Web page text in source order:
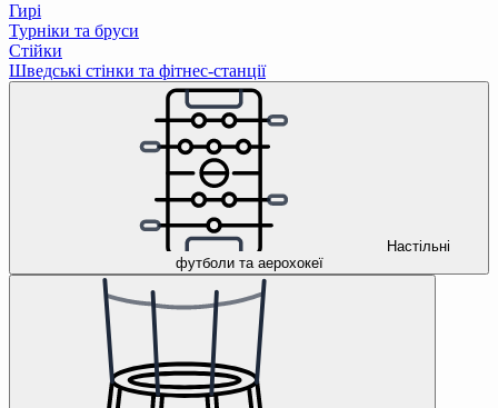
Гирі
Турніки та бруси
Стійки
Шведські стінки та фітнес-станції
Настільні
футболи та аерохокеї